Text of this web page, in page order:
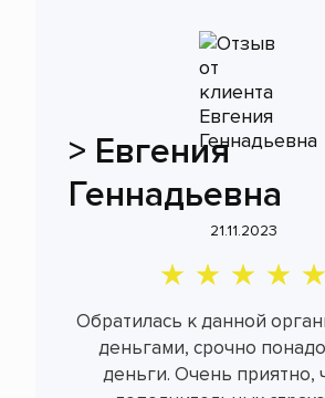
> Евгения
Геннадьевна
21.11.2023
Обратилась к данной
деньгами, срочно
деньги. Очень приятно,